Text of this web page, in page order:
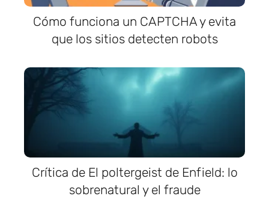
Cómo funciona un CAPTCHA y evita
que los sitios detecten robots
Crítica de El poltergeist de Enfield: lo
sobrenatural y el fraude